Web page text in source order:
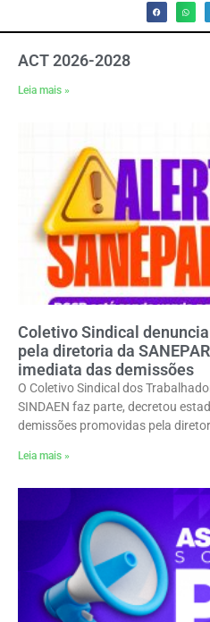
ACT 2026-2028
Leia mais »
Coletivo Sindical
pela diretoria da
imediata das demissões
O Coletivo Sindical dos
SINDAEN faz parte, decretou
demissões promovidas pela
Leia mais »